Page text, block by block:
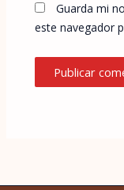
Guarda mi
este navegador